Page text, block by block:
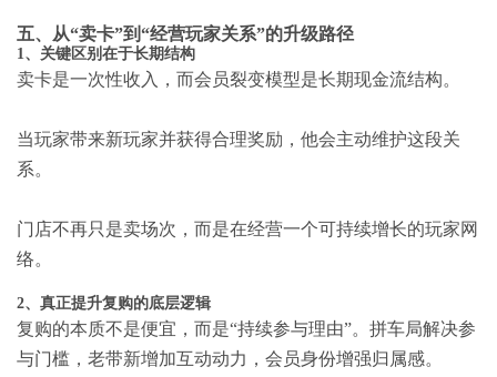
五、从“卖卡”到“经营玩家关系”的升级路径
1、关键区别在于长期结构
卖卡是一次性收入，而会员裂变模型是长期现金流结构。
当玩家带来新玩家并获得合理奖励，他会主动维护这段关
系。
门店不再只是卖场次，而是在经营一个可持续增长的玩家网
络。
2、真正提升复购的底层逻辑
复购的本质不是便宜，而是“持续参与理由”。拼车局解决参
与门槛，老带新增加互动动力，会员身份增强归属感。